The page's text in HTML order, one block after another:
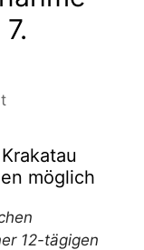
möglich
12-tägigen